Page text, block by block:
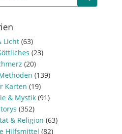
Licht (63)
(23)
(20)
(139)
Karten (19)
& Mystik (91)
(352)
& Religion (63)
Hilfsmittel (82)